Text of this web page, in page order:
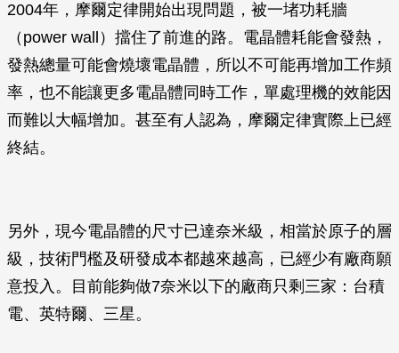
2004年，摩爾定律開始出現問題，被一堵功耗牆
（power wall）擋住了前進的路。電晶體耗能會發熱，
發熱總量可能會燒壞電晶體，所以不可能再增加工作頻
率，也不能讓更多電晶體同時工作，單處理機的效能因
而難以大幅增加。甚至有人認為，摩爾定律實際上已經
終結。
另外，現今電晶體的尺寸已達奈米級，相當於原子的層
級，技術門檻及研發成本都越來越高，已經少有廠商願
意投入。目前能夠做7奈米以下的廠商只剩三家：台積
電、英特爾、三星。